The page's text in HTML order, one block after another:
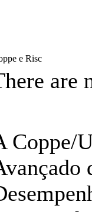
e Risc
are
Coppe/